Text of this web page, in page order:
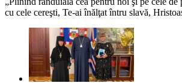
cu cele cereşti, Te-ai înălţat întru slavă,